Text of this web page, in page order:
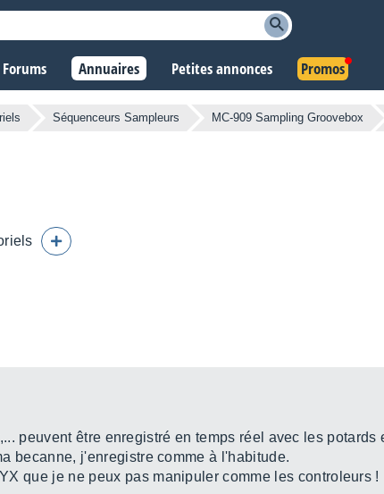
Forums Annuaires Petites annonces Promos
Séquenceurs Sampleurs MC-909 Sampling Groovebox
peuvent être enregistré en temps réel avec les potards
becanne, j'enregistre comme à l'habitude.
que je ne peux pas manipuler comme les controleurs !